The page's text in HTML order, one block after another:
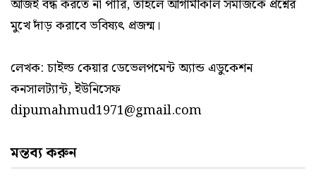
আজই বন্ধ করতে না পারি, তাহলে আগামীকাল সমাজকে প্রশ্নের
মুখে দাঁড় করাবে ভবিষ্যৎ প্রজন্ম।
লেখক: চাইল্ড কেয়ার ডেভেলপমেন্ট অ্যান্ড এডুকেশন
কনসালট্যান্ট, ইউনিসেফ
dipumahmud1971@gmail.com
মন্তব্য করুন